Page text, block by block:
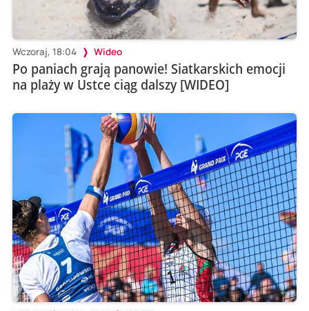
Wczoraj, 18:04 Wideo
Po paniach grają panowie! Siatkarskich emocji
na plaży w Ustce ciąg dalszy [WIDEO]